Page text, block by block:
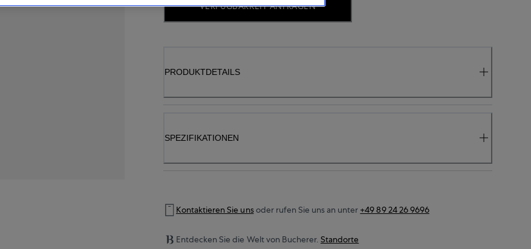
VERFÜGBARKEIT ANFRAGEN
PRODUKTDETAILS
SPEZIFIKATIONEN
Kontaktieren Sie unsoder rufen Sie uns an unter +49 89 24 26 9696
Entdecken Sie die Welt von Bucherer. Standorte